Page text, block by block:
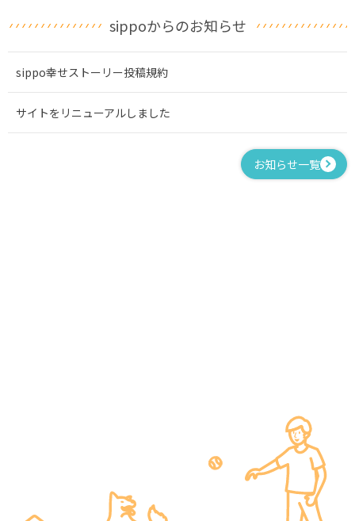
sippoからのお知らせ
sippo幸せストーリー投稿規約
サイトをリニューアルしました
お知らせ一覧